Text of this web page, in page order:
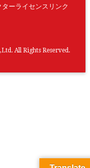
ターライセンスリンク
All Rights Reserved.